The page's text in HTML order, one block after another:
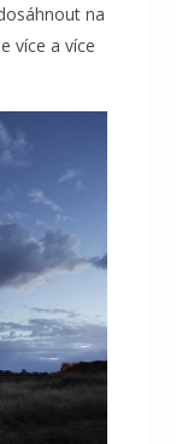
na
více a více